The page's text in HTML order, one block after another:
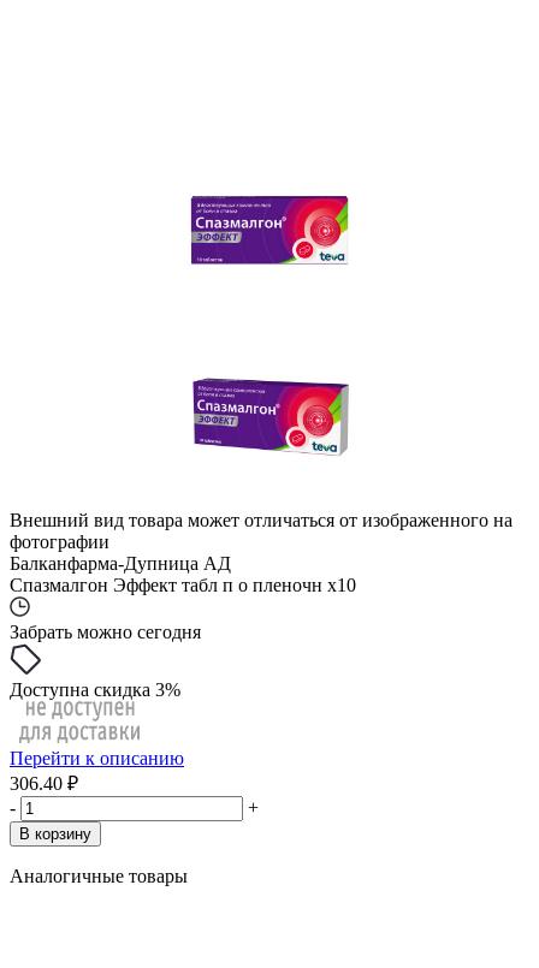
Внешний вид товара может отличаться от изображенного на
фотографии
Балканфарма-Дупница АД
Спазмалгон Эффект табл п о пленочн x10
Забрать можно сегодня
Доступна скидка 3%
Перейти к описанию
306.40 ₽
-
+
В корзину
Аналогичные товары